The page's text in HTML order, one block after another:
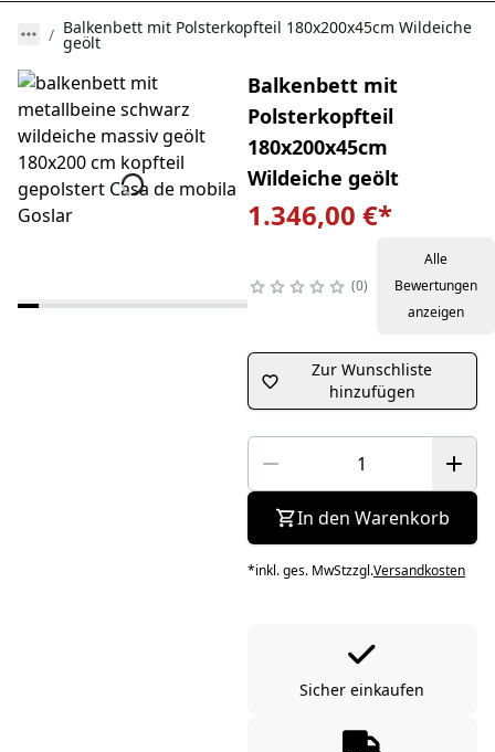
Balkenbett mit Polsterkopfteil 180x200x45cm Wildeiche
geölt
Balkenbett mit
Polsterkopfteil
180x200x45cm
Wildeiche geölt
1.346,00 €*
0
Alle
Bewertungen
anzeigen
Zur Wunschliste
hinzufügen
In den Warenkorb
*inkl. ges. MwStzzgl.Versandkosten
Sicher einkaufen